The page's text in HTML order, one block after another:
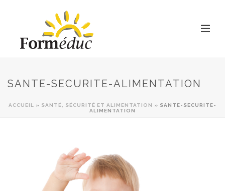
SANTE-SECURITE-ALIMENTATION
ACCUEIL » SANTÉ, SÉCURITÉ ET ALIMENTATION » SANTE-SECURITE-
ALIMENTATION